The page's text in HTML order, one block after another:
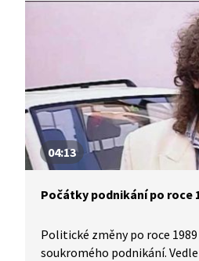
04:13
Počátky podnikání po roce
Politické změny po roce
soukromého podnikání.